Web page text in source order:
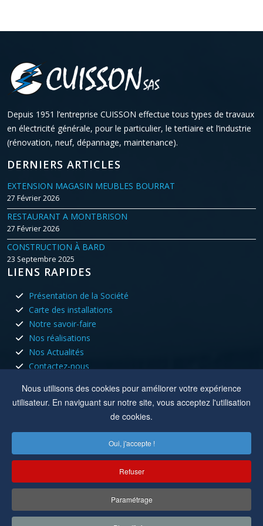
Nous utilisons des cookies pour améliorer votre expérience
utilisateur. En naviguant sur notre site, vous acceptez l'utilisation
de cookies.
Oui, j'accepte !
Refuser
Paramétrage
Depuis 1951 l’entreprise CUISSON effectue tous types de travaux
en électricité générale, pour le particulier, le tertiaire et l’industrie
(rénovation, neuf, dépannage, maintenance).
DERNIERS ARTICLES
EXTENSION MAGASIN MEUBLES BOURRAT
27 Février 2026
RESTAURANT A MONTBRISON
27 Février 2026
CONSTRUCTION À BARD
23 Septembre 2025
LIENS RAPIDES
Présentation de la Société
Carte des installations
Notre savoir-faire
Nos réalisations
Nos Actualités
Contactez-nous
HORAIRES D'OUVERTURE
Nous sommes ouvert tous les jours du lundi au vendredi aux
8h à 12h - 13h30 à 17h30
Mer, Ven :8h à 12h
8 rue du capitole 42110 Feurs
Cuisson Electricité